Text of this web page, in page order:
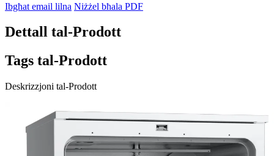
Ibgħat email lilna Niżżel bħala PDF
Dettall tal-Prodott
Tags tal-Prodott
Deskrizzjoni tal-Prodott